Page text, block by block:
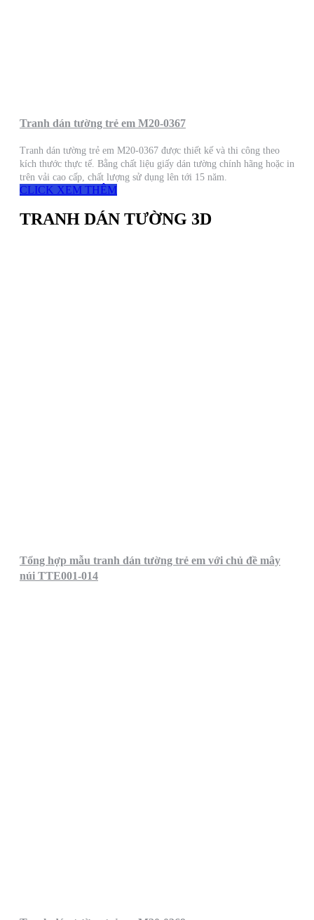
Tranh dán tường trẻ em M20-0367
Tranh dán tường trẻ em M20-0367 được thiết kế và thi công theo
kích thước thực tế. Bằng chất liệu giấy dán tường chính hãng hoặc in
trên vải cao cấp, chất lượng sử dụng lên tới 15 năm.
CLICK XEM THÊM
TRANH DÁN TƯỜNG 3D
Tổng hợp mẫu tranh dán tường trẻ em với chủ đề mây
núi TTE001-014